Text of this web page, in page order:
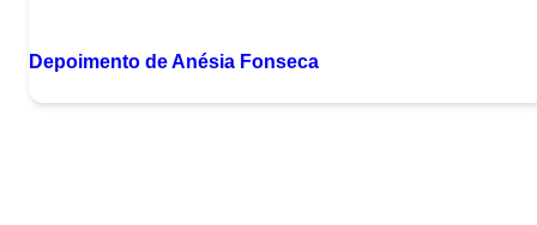
Médico” […]"
Depoimento de Anésia Fonseca